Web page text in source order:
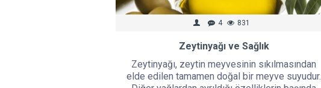
4 831
Zeytinyağı ve Sağlık
Zeytinyağı, zeytin meyvesinin sıkılmasından
elde edilen tamamen doğal bir meyve suyudur.